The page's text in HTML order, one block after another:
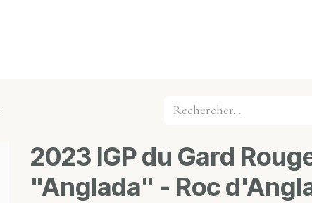
2023 IGP du Gard
"Anglada" - Roc